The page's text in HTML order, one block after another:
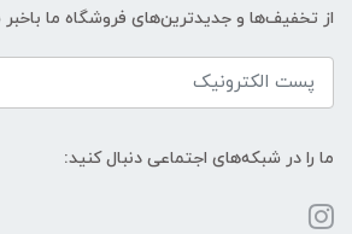
از تخفیف‌ها و جدیدترین‌های فروشگاه ما
ما را در شبکه‌های اجتماعی دنبال کنید: